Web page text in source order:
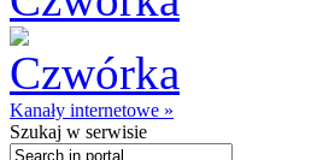
Kanały internetowe »
Szukaj w serwisie